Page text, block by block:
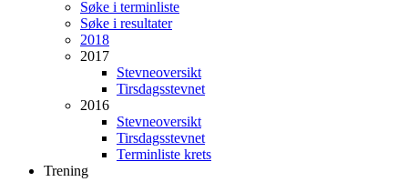
Søke i terminliste
Søke i resultater
2018
2017
Stevneoversikt
Tirsdagsstevnet
2016
Stevneoversikt
Tirsdagsstevnet
Terminliste krets
Trening